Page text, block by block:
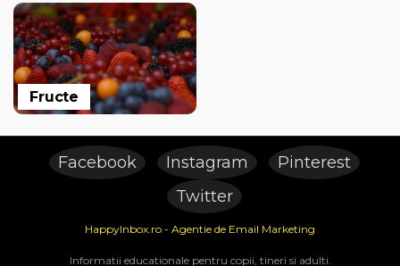
Fructe
Facebook Instagram
Pinterest
Twitter
HappyInbox.ro - Agentie de Email Marketing
Informatii educationale pentru copii, tineri si adulti.